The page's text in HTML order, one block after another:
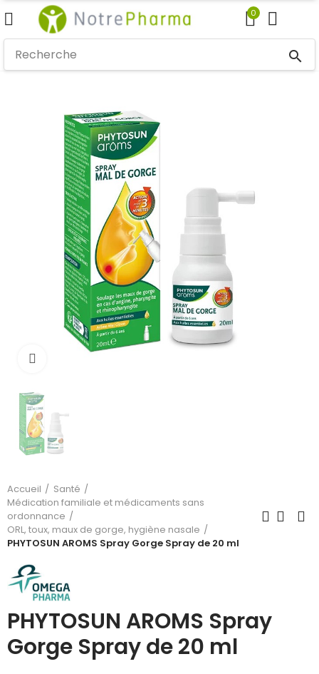
0
search
Accueil
Santé
Médication familiale et médicaments sans
ordonnance
ORL, toux, maux de gorge, hygiène nasale
PHYTOSUN AROMS Spray Gorge Spray de 20 ml
PHYTOSUN AROMS Spray
Gorge Spray de 20 ml